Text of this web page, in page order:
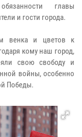
главы
и гости города.
венка и цветов к
кому наш город,
свою свободу и
войны, особенно
Победы.